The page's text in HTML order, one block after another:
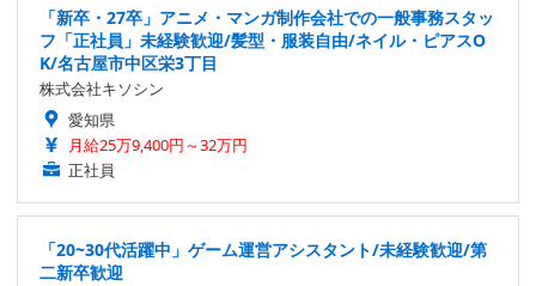
「新卒・27卒」アニメ・マンガ制作会社での一般事務スタッ
フ「正社員」未経験歓迎/髪型・服装自由/ネイル・ピアスO
K/名古屋市中区栄3丁目
株式会社キソシン
愛知県
月給25万9,400円～32万円
正社員
「20~30代活躍中」ゲーム運営アシスタント/未経験歓迎/第
二新卒歓迎